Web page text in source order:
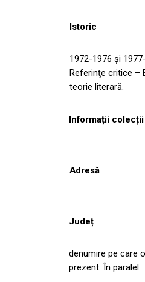
Istoric
1972-1976 şi
Referinţe critice –
teorie literară.
Informații colecții
Adresă
Județ
denumire pe care
prezent. În paralel